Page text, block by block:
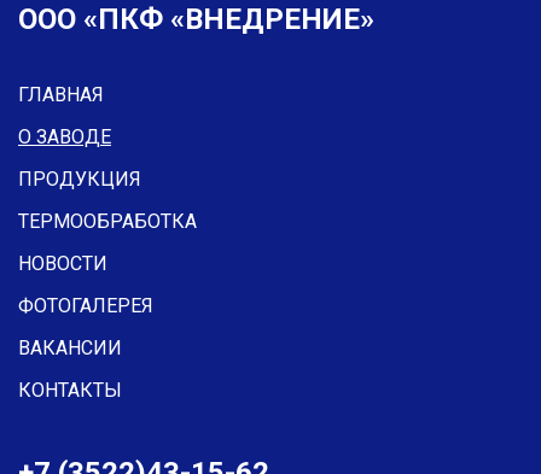
ООО «ПКФ «ВНЕДРЕНИЕ»
ГЛАВНАЯ
О ЗАВОДЕ
ПРОДУКЦИЯ
ТЕРМООБРАБОТКА
НОВОСТИ
ФОТОГАЛЕРЕЯ
ВАКАНСИИ
КОНТАКТЫ